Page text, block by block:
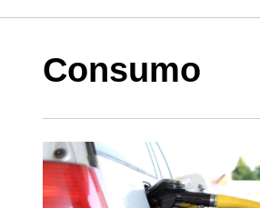
Consumo